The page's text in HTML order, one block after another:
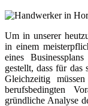
Um in unserer
in einem
eines
gestellt, dass für das
Gleichzeitig
berufsbedingten
gründliche Analyse